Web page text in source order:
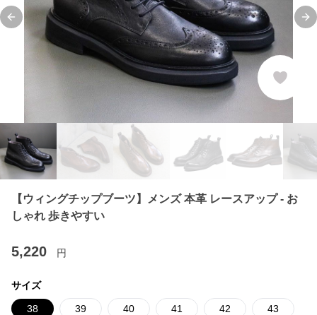
Previous slide
【ウィングチップブーツ】メンズ 本革 レースアップ - お
しゃれ 歩きやすい
5,220 円
サイズ
38 39 40 41 42 43